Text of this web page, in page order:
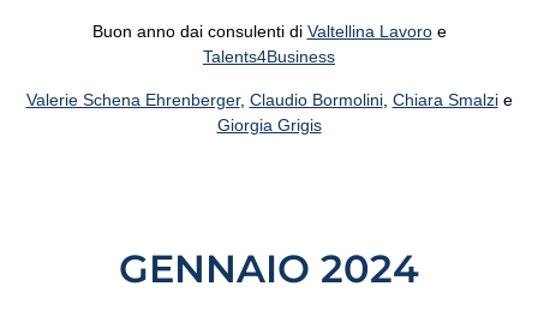
Buon anno dai consulenti di Valtellina Lavoroe
Talents4Business
Valerie Schena Ehrenberger, Claudio Bormolini, Chiara Smalzie
Giorgia Grigis
GENNAIO 2024